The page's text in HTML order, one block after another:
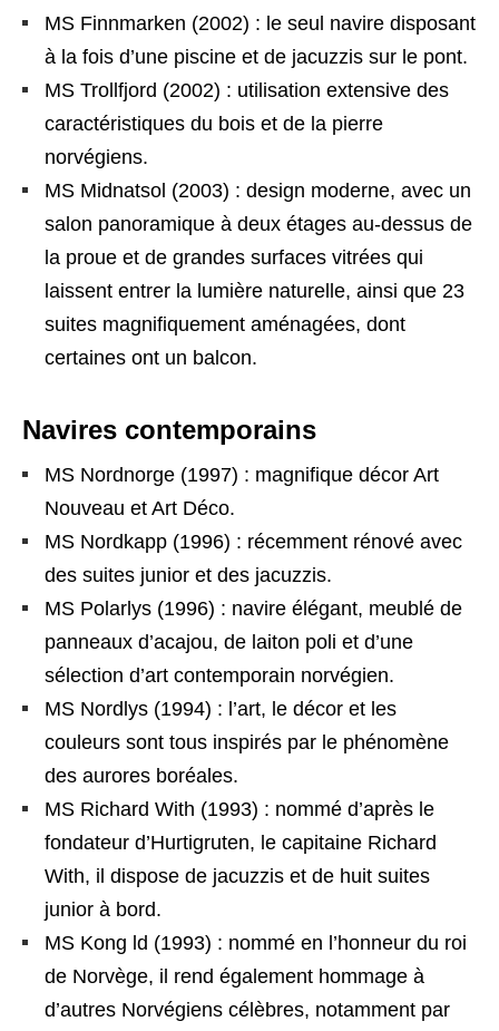
MS Finnmarken (2002) : le seul navire disposant
à la fois d’une piscine et de jacuzzis sur le pont.
MS Trollfjord (2002) : utilisation extensive des
caractéristiques du bois et de la pierre
norvégiens.
MS Midnatsol (2003) : design moderne, avec un
salon panoramique à deux étages au-dessus de
la proue et de grandes surfaces vitrées qui
laissent entrer la lumière naturelle, ainsi que 23
suites magnifiquement aménagées, dont
certaines ont un balcon.
Navires contemporains
MS Nordnorge (1997) : magnifique décor Art
Nouveau et Art Déco.
MS Nordkapp (1996) : récemment rénové avec
des suites junior et des jacuzzis.
MS Polarlys (1996) : navire élégant, meublé de
panneaux d’acajou, de laiton poli et d’une
sélection d’art contemporain norvégien.
MS Nordlys (1994) : l’art, le décor et les
couleurs sont tous inspirés par le phénomène
des aurores boréales.
MS Richard With (1993) : nommé d’après le
fondateur d’Hurtigruten, le capitaine Richard
With, il dispose de jacuzzis et de huit suites
junior à bord.
MS Kong ld (1993) : nommé en l’honneur du roi
de Norvège, il rend également hommage à
d’autres Norvégiens célèbres, notamment par